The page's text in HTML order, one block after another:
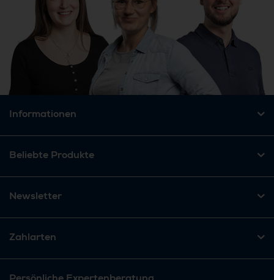
Informationen
Beliebte Produkte
Newsletter
Zahlarten